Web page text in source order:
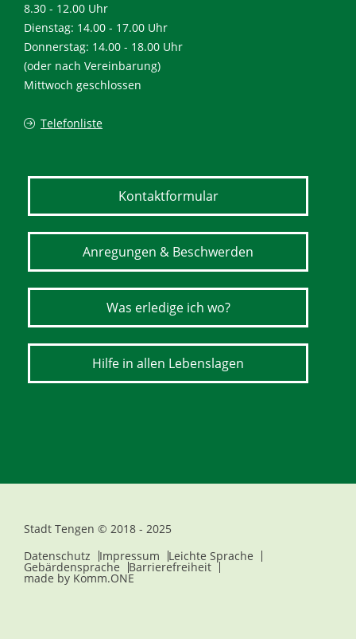
8.30 - 12.00 Uhr
Dienstag: 14.00 - 17.00 Uhr
Donnerstag: 14.00 - 18.00 Uhr
(oder nach Vereinbarung)
Mittwoch geschlossen
Telefonliste
Kontaktformular
Anregungen & Beschwerden
Was erledige ich wo?
Hilfe in allen Lebenslagen
Stadt Tengen © 2018 - 2025
Datenschutz
Impressum Leichte Sprache
Gebärdensprache Barrierefreiheit
made by Komm.ONE